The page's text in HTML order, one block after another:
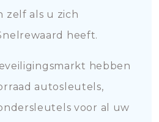
zelf als u zich
heeft.
hebben
autosleutels,
voor al uw